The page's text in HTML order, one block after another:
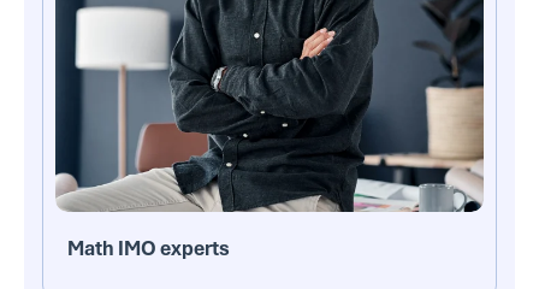
Math IMO experts